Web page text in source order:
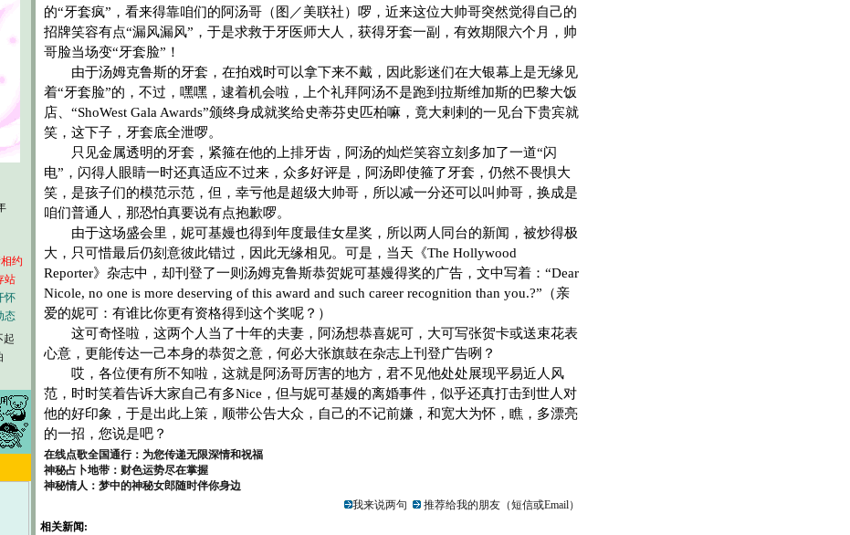
约
站
怀
态
起
的“牙套疯”，看来得靠咱们的阿汤哥（图／美联社）啰，近来这位大帅哥突然觉得自己的
招牌笑容有点“漏风漏风”，于是求救于牙医师大人，获得牙套一副，有效期限六个月，帅
哥脸当场变“牙套脸”！
由于汤姆克鲁斯的牙套，在拍戏时可以拿下来不戴，因此影迷们在大银幕上是无缘见
着“牙套脸”的，不过，嘿嘿，逮着机会啦，上个礼拜阿汤不是跑到拉斯维加斯的巴黎大饭
店、“ShoWest Gala Awards”颁终身成就奖给史蒂芬史匹柏嘛，竟大剌剌的一见台下贵宾就
笑，这下子，牙套底全泄啰。
只见金属透明的牙套，紧箍在他的上排牙齿，阿汤的灿烂笑容立刻多加了一道“闪
电”，闪得人眼睛一时还真适应不过来，众多好评是，阿汤即使箍了牙套，仍然不畏惧大
笑，是孩子们的模范示范，但，幸亏他是超级大帅哥，所以减一分还可以叫帅哥，换成是
咱们普通人，那恐怕真要说有点抱歉啰。
由于这场盛会里，妮可基嫚也得到年度最佳女星奖，所以两人同台的新闻，被炒得极
大，只可惜最后仍刻意彼此错过，因此无缘相见。可是，当天《The Hollywood
Reporter》杂志中，却刊登了一则汤姆克鲁斯恭贺妮可基嫚得奖的广告，文中写着：“Dear
Nicole, no one is more deserving of this award and such career recognition than you.?”（亲
爱的妮可：有谁比你更有资格得到这个奖呢？）
这可奇怪啦，这两个人当了十年的夫妻，阿汤想恭喜妮可，大可写张贺卡或送束花表
心意，更能传达一己本身的恭贺之意，何必大张旗鼓在杂志上刊登广告咧？
哎，各位便有所不知啦，这就是阿汤哥厉害的地方，君不见他处处展现平易近人风
范，时时笑着告诉大家自己有多Nice，但与妮可基嫚的离婚事件，似乎还真打击到世人对
他的好印象，于是出此上策，顺带公告大众，自己的不记前嫌，和宽大为怀，瞧，多漂亮
的一招，您说是吧？
在线点歌全国通行：为您传递无限深情和祝福
神秘占卜地带：财色运势尽在掌握
神秘情人：梦中的神秘女郎随时伴你身边
我来说两句
推荐给我的朋友（短信或Email）
相关新闻: